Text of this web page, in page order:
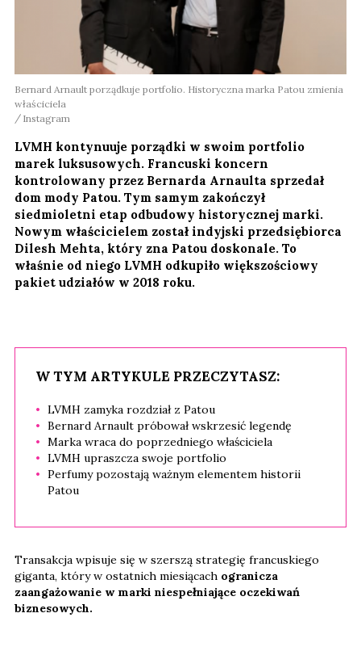
Bernard Arnault porządkuje portfolio. Historyczna marka Patou zmienia
właściciela
Instagram
LVMH kontynuuje porządki w swoim portfolio
marek luksusowych. Francuski koncern
kontrolowany przez Bernarda Arnaulta sprzedał
dom mody Patou. Tym samym zakończył
siedmioletni etap odbudowy historycznej marki.
Nowym właścicielem został indyjski przedsiębiorca
Dilesh Mehta, który zna Patou doskonale. To
właśnie od niego LVMH odkupiło większościowy
pakiet udziałów w 2018 roku.
W TYM ARTYKULE PRZECZYTASZ:
LVMH zamyka rozdział z Patou
Bernard Arnault próbował wskrzesić legendę
Marka wraca do poprzedniego właściciela
LVMH upraszcza swoje portfolio
Perfumy pozostają ważnym elementem historii
Patou
Transakcja wpisuje się w szerszą strategię francuskiego
giganta, który w ostatnich miesiącach ogranicza
zaangażowanie w marki niespełniające oczekiwań
biznesowych.